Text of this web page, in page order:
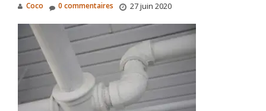
Coco 27 juin 2020
0 commentaires